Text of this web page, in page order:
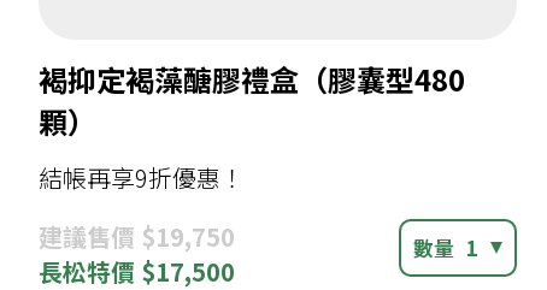
褐抑定褐藻醣膠禮盒（膠囊型480
顆）
結帳再享9折優惠！
建議售價 $19,750
長松特價 $17,500
數量 1